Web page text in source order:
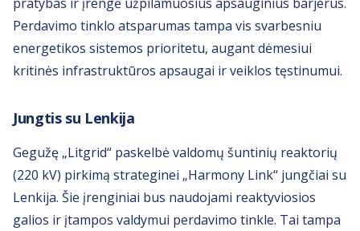
Perdavimo tinklo atsparumas tampa vis svarbesniu
energetikos sistemos prioritetu, augant dėmesiui
kritinės infrastruktūros apsaugai ir veiklos tęstinumui.
Jungtis su Lenkija
Gegužę „Litgrid“ paskelbė valdomų šuntinių reaktorių
(220 kV) pirkimą strateginei „Harmony Link“ jungčiai su
Lenkija. Šie įrenginiai bus naudojami reaktyviosios
galios ir įtampos valdymui perdavimo tinkle. Tai tampa